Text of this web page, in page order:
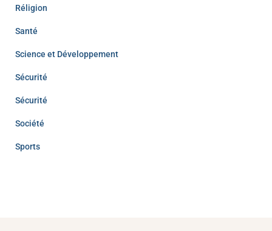
Réligion
Santé
Science et Développement
Sécurité
Sécurité
Société
Sports